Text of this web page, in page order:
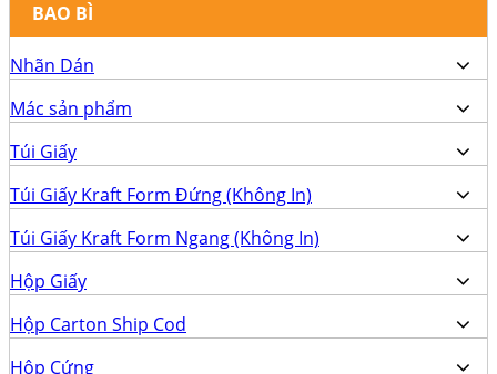
BAO BÌ
Nhãn Dán
Mác sản phẩm
Túi Giấy
Túi Giấy Kraft Form Đứng (Không In)
Túi Giấy Kraft Form Ngang (Không In)
Hộp Giấy
Hộp Carton Ship Cod
Hộp Cứng